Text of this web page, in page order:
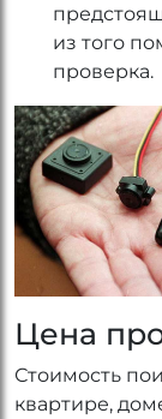
из того
проверка.
Цена
Стоимость
квартире,